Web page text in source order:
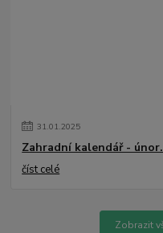
31.01.2025
Zahradní kalendář - únor.
číst celé
Zobrazit